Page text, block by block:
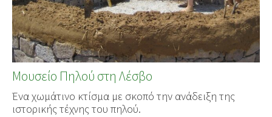
Μουσείο Πηλού στη Λέσβο
Ένα χωμάτινο κτίσμα με σκοπό την ανάδειξη της
ιστορικής τέχνης του πηλού.